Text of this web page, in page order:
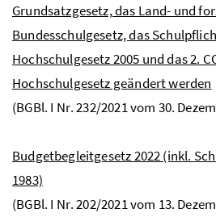
Grundsatzgesetz, das Land- und
Bundesschulgesetz, das
Hochschulgesetz 2005 und das 2.
Hochschulgesetz geändert werden
(BGBl. I Nr. 232/2021 vom 30.
Budgetbegleitgesetz 2022 (inkl.
1983)
(BGBl. I Nr. 202/2021 vom 13.